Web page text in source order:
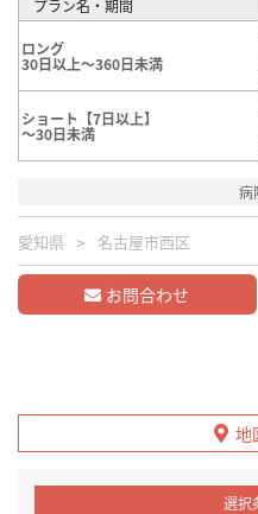
プラン名・期間
ロング
30日以上～360日未満
ショート【7日以上】
～30日未満
病
愛知県 名古屋市西区
お問合わせ
地
選択